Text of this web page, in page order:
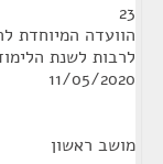
23
הוועדה המיוחדת
לרבות לשנת
11/05/2020
מושב ראשון